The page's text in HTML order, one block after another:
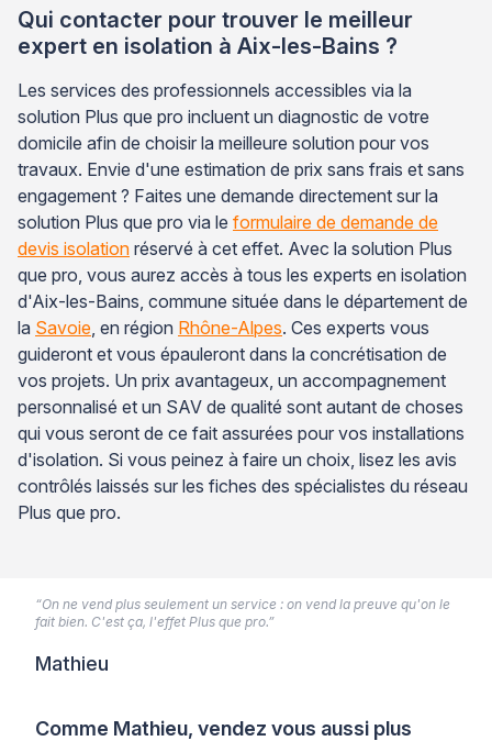
Qui contacter pour trouver le meilleur
expert en isolation à Aix-les-Bains ?
Les services des professionnels accessibles via la
solution Plus que pro incluent un diagnostic de votre
domicile afin de choisir la meilleure solution pour vos
travaux. Envie d'une estimation de prix sans frais et sans
engagement ? Faites une demande directement sur la
solution Plus que pro via le formulaire de demande de
devis isolation réservé à cet effet. Avec la solution Plus
que pro, vous aurez accès à tous les experts en isolation
d'Aix-les-Bains, commune située dans le département de
la Savoie , en région Rhône-Alpes. Ces experts vous
guideront et vous épauleront dans la concrétisation de
vos projets. Un prix avantageux, un accompagnement
personnalisé et un SAV de qualité sont autant de choses
qui vous seront de ce fait assurées pour vos installations
d'isolation. Si vous peinez à faire un choix, lisez les avis
contrôlés laissés sur les fiches des spécialistes du réseau
Plus que pro.
Comme Mathieu, vendez vous aussi plus
“On ne vend plus seulement un service : on vend la preuve qu'on le
fait bien. C'est ça, l'effet Plus que pro.”
Mathieu